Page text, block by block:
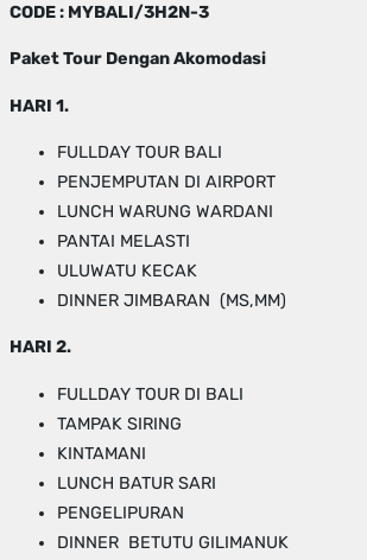
CODE : MYBALI/3H2N-3
Paket Tour Dengan Akomodasi
HARI 1.
FULLDAY TOUR BALI
PENJEMPUTAN DI AIRPORT
LUNCH WARUNG WARDANI
PANTAI MELASTI
ULUWATU KECAK
DINNER JIMBARAN (MS,MM)
HARI 2.
FULLDAY TOUR DI BALI
TAMPAK SIRING
KINTAMANI
LUNCH BATUR SARI
PENGELIPURAN
DINNER BETUTU GILIMANUK